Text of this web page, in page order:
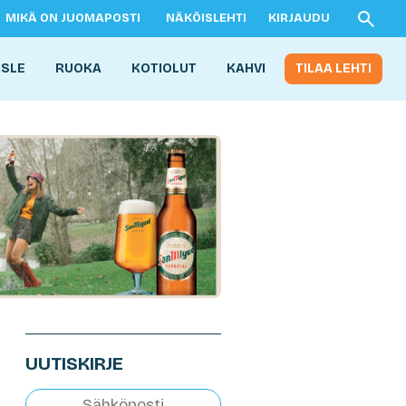
MIKÄ ON JUOMAPOSTI NÄKÖISLEHTI KIRJAUDU
RUOKA KOTIOLUT KAHVI TILAA LEHTI
UUTISKIRJE